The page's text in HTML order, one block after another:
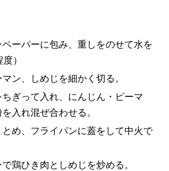
ーパーに包み、重しをのせて水を
）
ン、しめじを細かく切る。
ぎって入れ、にんじん・ピーマ
入れ混ぜ合わせる。
め、フライパンに蓋をして中火で
鶏ひき肉としめじを炒める。